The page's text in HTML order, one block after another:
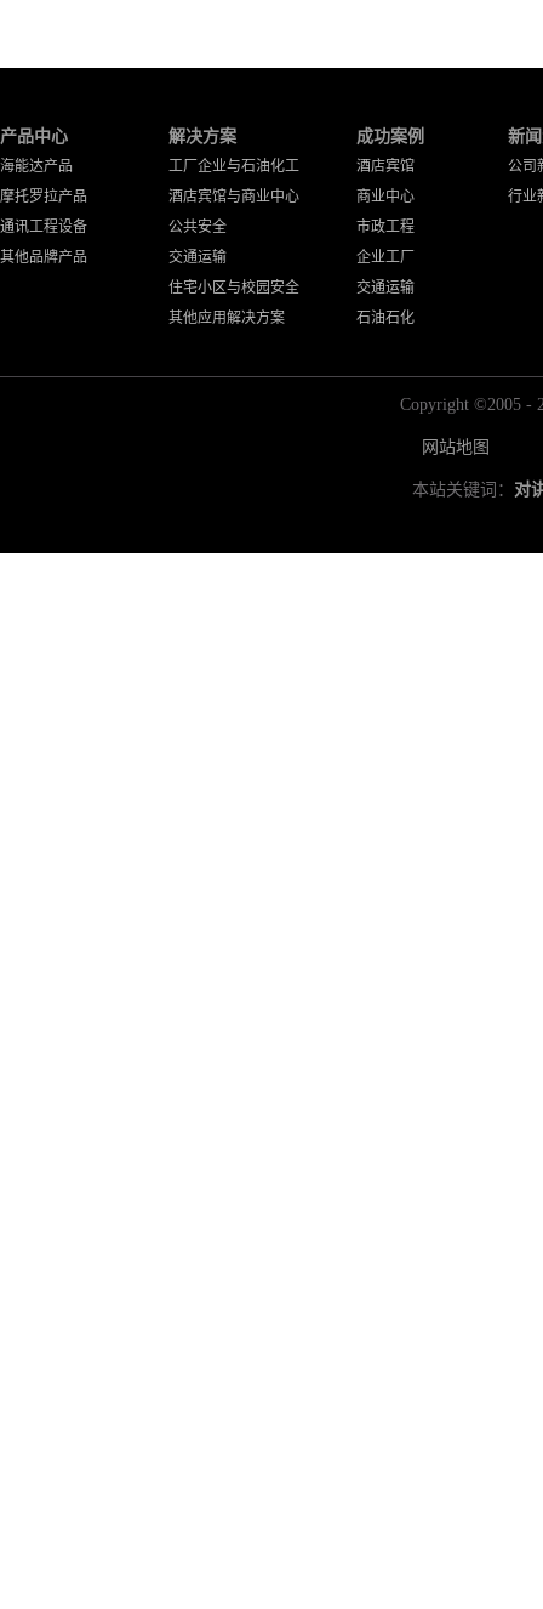
产品中心
海能达产品
摩托罗拉产品
通讯工程设备
其他品牌产品
解决方案
工厂企业与石油化工
酒店宾馆与商业中心
公共安全
交通运输
住宅小区与校园安全
其他应用解决方案
成功案例
酒店宾馆
商业中心
市政工程
企业工厂
交通运输
石油石化
新
公司
行业
Copyright ©2005 -
网站地图
本站关键词： 对